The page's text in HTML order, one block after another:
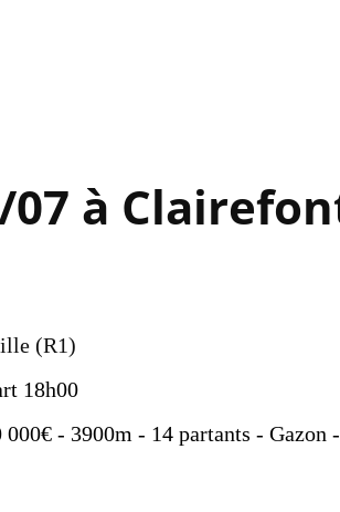
à
(R1)
18h00
- 3900m - 14 partants - Gazon -